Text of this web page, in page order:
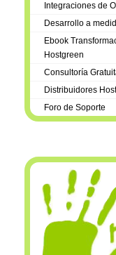
Integraciones de
Desarrollo a
Ebook
Hostgreen
Consultoría
Distribuidores
Foro de Soporte